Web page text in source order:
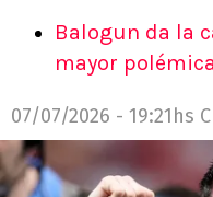
Balogun da la
mayor
07/07/2026 - 19:21hs